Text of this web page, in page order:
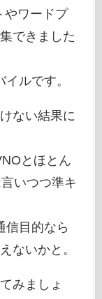
やワードプ
できました
ルです。
ない結果に
とほとん
いつつ準キ
信目的なら
ないかと。
みましょ